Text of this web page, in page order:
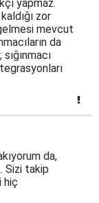
yapmaz.
zor
mevcut
da
da,
Sizi takip
hiç